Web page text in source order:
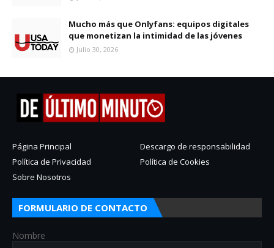
Mucho más que Onlyfans: equipos digitales
que monetizan la intimidad de las jóvenes
Julio 30, 2026
Página Principal
Descargo de responsabilidad
Política de Privacidad
Política de Cookies
Sobre Nosotros
FORMULARIO DE CONTACTO
Nombre